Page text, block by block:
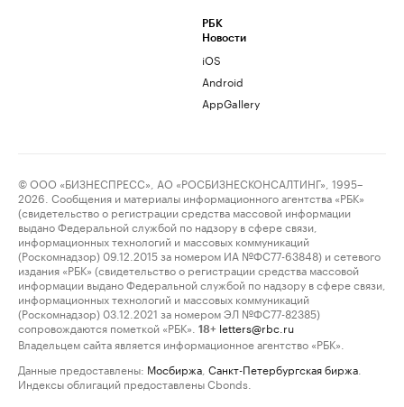
РБК
Новости
iOS
Android
AppGallery
© ООО «БИЗНЕСПРЕСС», АО «РОСБИЗНЕСКОНСАЛТИНГ», 1995–
2026. Сообщения и материалы информационного агентства «РБК»
(свидетельство о регистрации средства массовой информации
выдано Федеральной службой по надзору в сфере связи,
информационных технологий и массовых коммуникаций
(Роскомнадзор) 09.12.2015 за номером ИА №ФС77-63848) и сетевого
издания «РБК» (свидетельство о регистрации средства массовой
информации выдано Федеральной службой по надзору в сфере связи,
информационных технологий и массовых коммуникаций
(Роскомнадзор) 03.12.2021 за номером ЭЛ №ФС77-82385)
сопровождаются пометкой «РБК».
18+ letters@rbc.ru
Владельцем сайта является информационное агентство «РБК».
Данные предоставлены: Мосбиржа Санкт-Петербургская биржа
Индексы облигаций предоставлены Cbonds.